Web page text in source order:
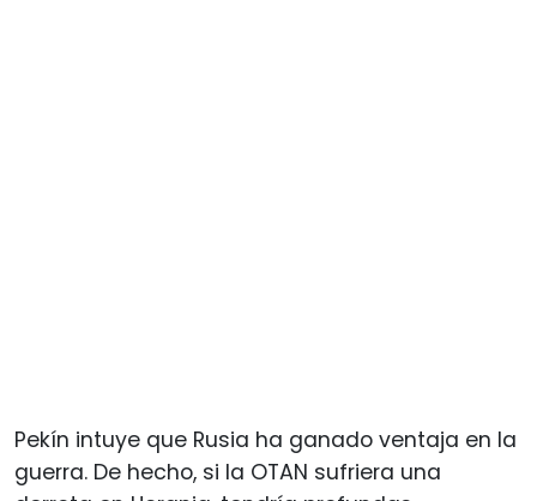
Pekín intuye que Rusia ha ganado ventaja en la
guerra. De hecho, si la OTAN sufriera una